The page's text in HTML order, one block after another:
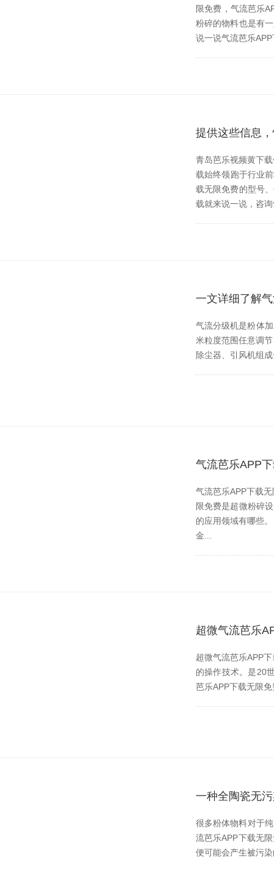
限免费，气流
粉碎的物料也是有一
说一说气流芭乐APP
提供这些信息
青岛芭乐视频黄下载
载始终领跑于行业前
载无限免费的型号
载就来说一说，咨
一文详细了解
气流分级机是粉体加
米粒度范围任意调节
除尘器、引风机
气流芭乐APP
气流芭乐APP下载无
限免费是超微粉碎设
的应用领域有哪些
金...
超微气流芭乐
超微气流芭乐APP
的操作技术。是
芭乐APP下载无限免费
一种全陶瓷无
很多粉体物料对于纯
流芭乐APP下载无限
便可能会产生被污染